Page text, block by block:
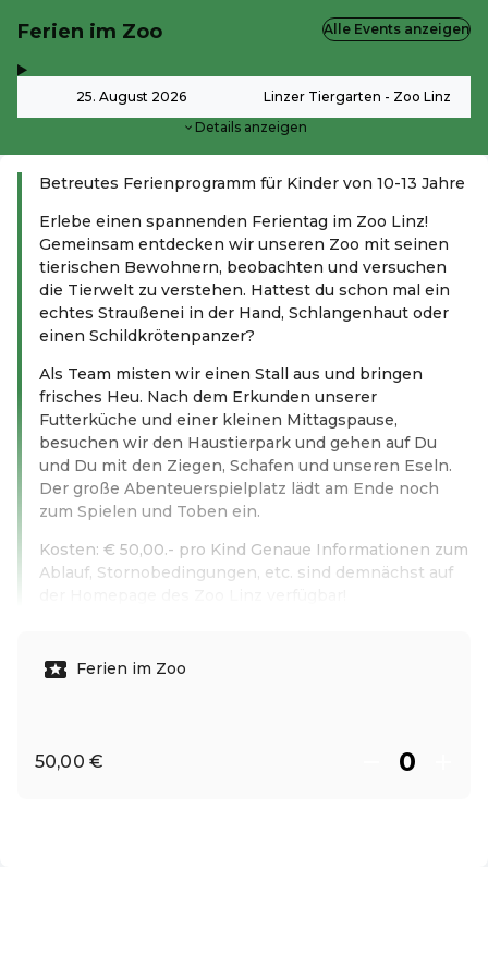
Ferien im Zoo
25. August 2026 Linzer Tiergarten - Zoo Linz
Details anzeigen
Alle Events anzeigen
Betreutes Ferienprogramm für Kinder von 10-13 Jahre
Erlebe einen spannenden Ferientag im Zoo Linz!
Gemeinsam entdecken wir unseren Zoo mit seinen
tierischen Bewohnern, beobachten und versuchen
die Tierwelt zu verstehen. Hattest du schon mal ein
echtes Straußenei in der Hand, Schlangenhaut oder
einen Schildkrötenpanzer?
Als Team misten wir einen Stall aus und bringen
frisches Heu. Nach dem Erkunden unserer
Futterküche und einer kleinen Mittagspause,
besuchen wir den Haustierpark und gehen auf Du
und Du mit den Ziegen, Schafen und unseren Eseln.
Der große Abenteuerspielplatz lädt am Ende noch
zum Spielen und Toben ein.
Kosten: € 50,00.- pro Kind Genaue Informationen zum
Ablauf, Stornobedingungen, etc. sind demnächst auf
Ferien im Zoo
50,00 €